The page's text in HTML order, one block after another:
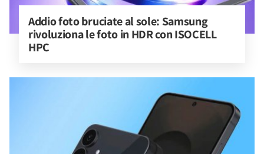
Addio foto bruciate al sole: Samsung
rivoluziona le foto in HDR con ISOCELL
HPC